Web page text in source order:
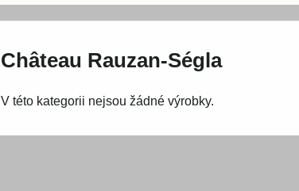
Château Rauzan-Ségla
V této kategorii nejsou žádné výrobky.